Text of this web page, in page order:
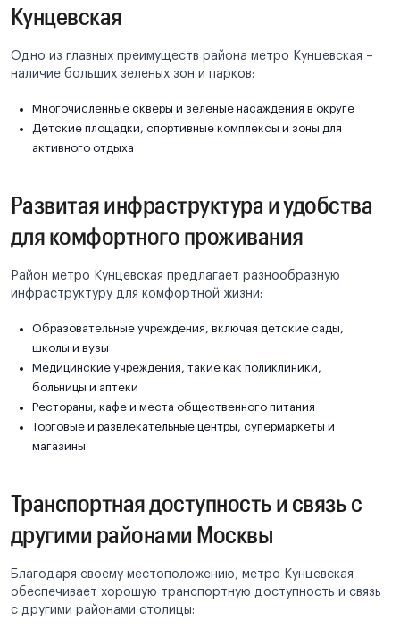
Кунцевская
Одно из главных преимуществ района метро Кунцевская –
наличие больших зеленых зон и парков:
Многочисленные скверы и зеленые насаждения в округе
Детские площадки, спортивные комплексы и зоны для
активного отдыха
Развитая инфраструктура и удобства
для комфортного проживания
Район метро Кунцевская предлагает разнообразную
инфраструктуру для комфортной жизни:
Образовательные учреждения, включая детские сады,
школы и вузы
Медицинские учреждения, такие как поликлиники,
больницы и аптеки
Рестораны, кафе и места общественного питания
Торговые и развлекательные центры, супермаркеты и
магазины
Транспортная доступность и связь с
другими районами Москвы
Благодаря своему местоположению, метро Кунцевская
обеспечивает хорошую транспортную доступность и связь
с другими районами столицы: